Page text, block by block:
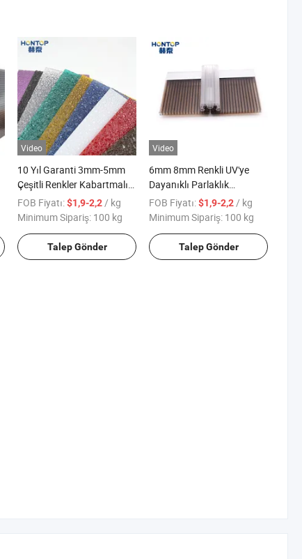
Video
10 Yıl Garanti 3mm-5mm
Çeşitli Renkler Kabartmalı
PC Katı Polikarbonat
Levha
FOB Fiyatı:$1,9-2,2/ kg
Minimum Sipariş: 100 kg
Talep Gönder
Video
6mm 8mm Renkli UV'ye
Dayanıklı Parlaklık
Engelleyici Plastik PC U-
Lock Boş Polikarbonat
FOB Fiyatı:$1,9-2,2/ kg
Minimum Sipariş: 100 kg
Talep Gönder